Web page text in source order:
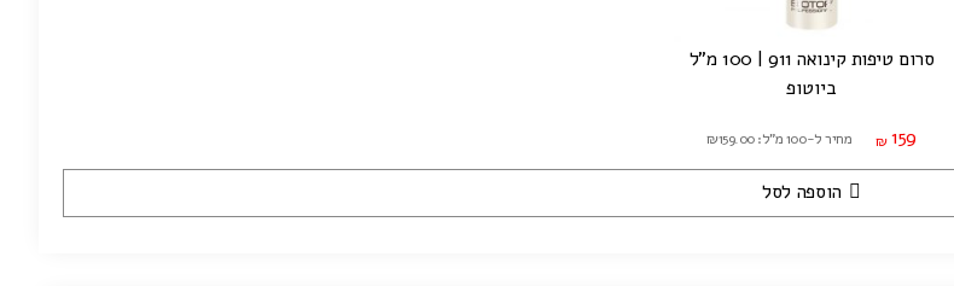
סרום טיפות קינואה 911 | 100 מ"ל
ביוטופ
₪ 159 מחיר ל-100 מ"ל: ₪159.00
הוספה לסל